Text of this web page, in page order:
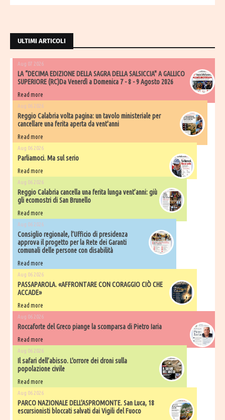
ULTIMI ARTICOLI
Aug 07 2026
LA “DECIMA EDIZIONE DELLA SAGRA DELLA SALSICCIA" A GALLICO
SUPERIORE (RC)Da Venerdì a Domenica 7 - 8 - 9 Agosto 2026
Read more
Aug 06 2026
​Reggio Calabria volta pagina: un tavolo ministeriale per
cancellare una ferita aperta da vent'anni
Read more
Aug 06 2026
Parliamoci. Ma sul serio
Read more
Aug 06 2026
Reggio Calabria cancella una ferita lunga vent’anni: giù
gli ecomostri di San Brunello
Read more
Aug 06 2026
Consiglio regionale, l’Ufficio di presidenza
approva il progetto per la Rete dei Garanti
comunali delle persone con disabilità
Read more
Aug 06 2026
PASSAPAROLA. «AFFRONTARE CON CORAGGIO CIÒ CHE
ACCADE»
Read more
Aug 06 2026
Roccaforte del Greco piange la scomparsa di Pietro Iaria
Read more
Aug 06 2026
Il safari dell’abisso. L'orrore dei droni sulla
popolazione civile
Read more
Aug 06 2026
PARCO NAZIONALE DELL'ASPROMONTE. San Luca, 18
escursionisti bloccati salvati dai Vigili del Fuoco